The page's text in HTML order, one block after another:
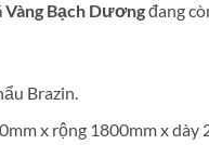
Vàng Bạch Dươngđang
Brazin.
x rộng 1800mm x dày